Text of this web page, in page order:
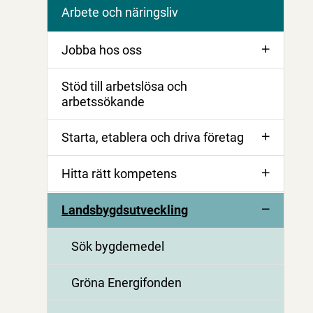
Arbete och näringsliv
Jobba hos oss
Stöd till arbetslösa och
arbetssökande
Starta, etablera och driva företag
Hitta rätt kompetens
Landsbygdsutveckling
Sök bygdemedel
Gröna Energifonden